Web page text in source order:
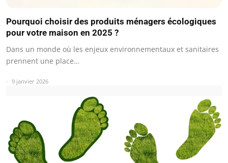
Pourquoi choisir des produits ménagers écologiques
pour votre maison en 2025 ?
Dans un monde où les enjeux environnementaux et sanitaires
prennent une place…
9 janvier 2026